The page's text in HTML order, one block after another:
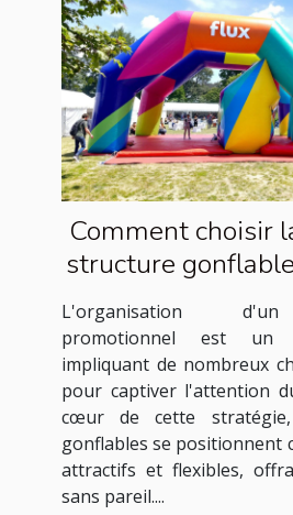
Comment choisir
structure
événement
L'organisation
promotionnel est un
impliquant de nombreux
pour captiver l'attention
cœur de cette
gonflables se positionnent
attractifs et flexibles,
sans pareil....